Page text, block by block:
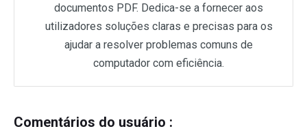
documentos PDF. Dedica-se a fornecer aos
utilizadores soluções claras e precisas para os
ajudar a resolver problemas comuns de
computador com eficiência.
Comentários do usuário :